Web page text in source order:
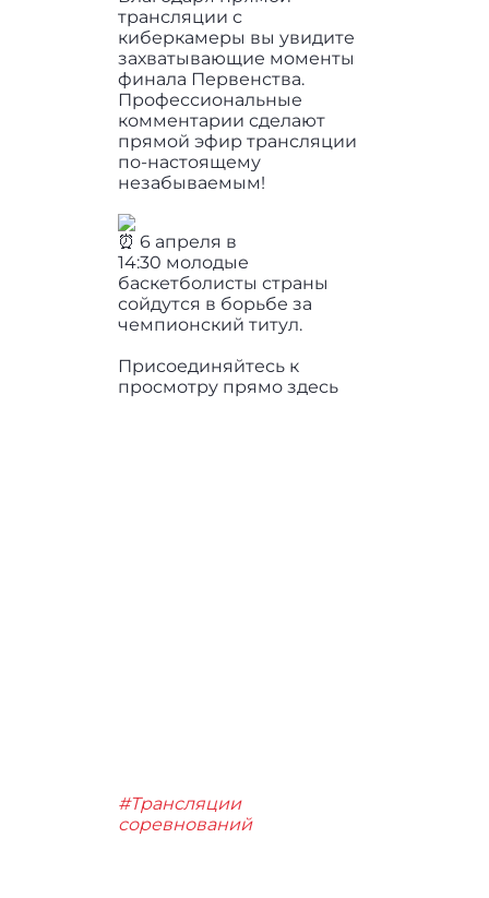
трансляции с
киберкамеры вы увидите
захватывающие моменты
финала Первенства.
Профессиональные
комментарии сделают
прямой эфир трансляции
по-настоящему
незабываемым!
6 апреля в
14:30 молодые
баскетболисты страны
сойдутся в борьбе за
чемпионский титул.
Присоединяйтесь к
просмотру прямо здесь
#Трансляции
соревнований